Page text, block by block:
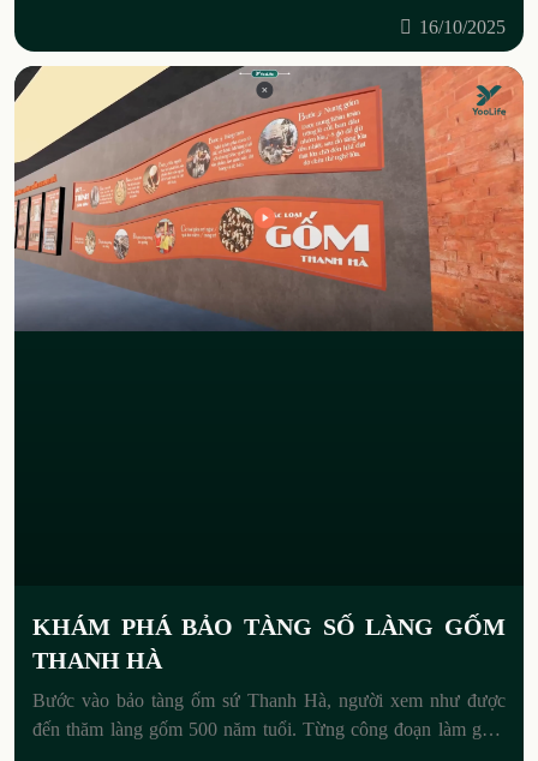
16/10/2025
KHÁM PHÁ BẢO TÀNG SỐ LÀNG GỐM
THANH HÀ
Bước vào bảo tàng ốm sứ Thanh Hà, người xem như được
đến thăm làng gốm 500 năm tuổi. Từng công đoạn làm gốm